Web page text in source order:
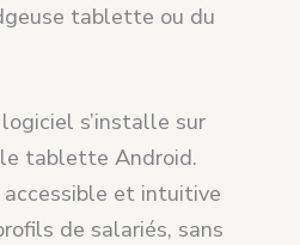
tablette ou du
s’installe sur
tablette Android.
accessible et intuitive
de salariés, sans